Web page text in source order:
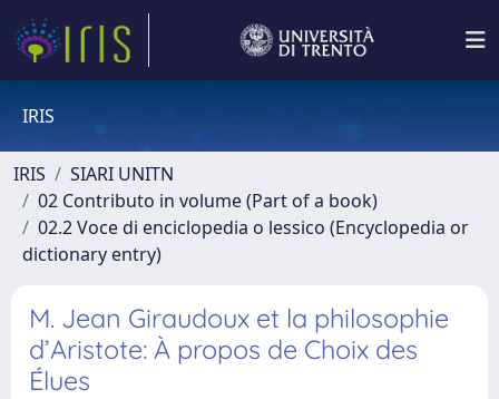
IRIS
IRIS
SIARI UNITN
02 Contributo in volume (Part of a book)
02.2 Voce di enciclopedia o lessico (Encyclopedia or
dictionary entry)
M. Jean Giraudoux et la philosophie
d’Aristote: À propos de Choix des
Élues